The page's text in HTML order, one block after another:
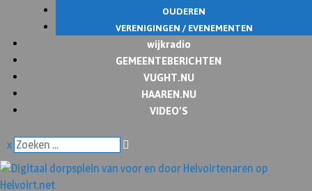
OUDEREN
VERENIGINGEN / EVENEMENTEN
wijkradio
GEMEENTEBERICHTEN
VUGHT.NU
HAAREN.NU
VIDEO’S
x